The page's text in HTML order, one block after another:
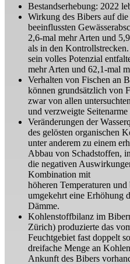
Bestandserhebung: 2022
Wirkung des Bibers auf
beeinflussten
2,6-mal mehr Arten und
als in den
sein volles Potenzial
mehr Arten und 62,1-mal
Verhalten von Fischen an
können grundsätzlich von
zwar von allen
und verzweigte
Veränderungen der
des gelösten organischen
unter anderem zu einem
Abbau von Schadstoffen,
die negativen
Kombination mit
höheren Temperaturen
umgekehrt eine Erhöhung
Dämme.
Kohlenstoffbilanz im
Zürich) produzierte das
Feuchtgebiet fast doppelt
dreifache Menge an
Ankunft des Bibers